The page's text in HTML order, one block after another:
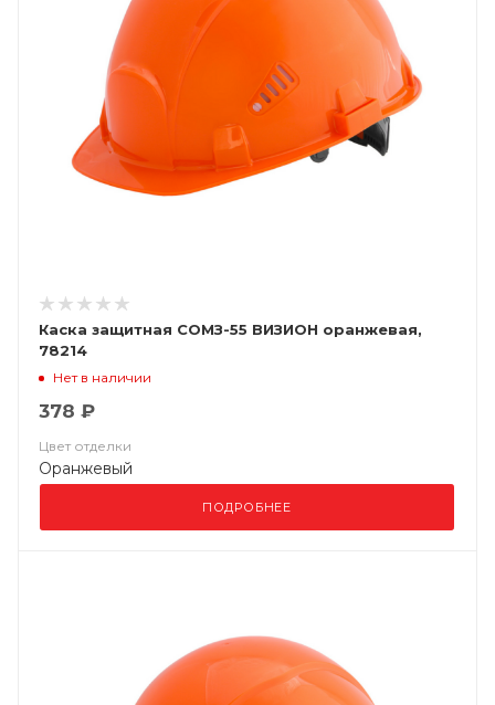
Каска защитная СОМЗ-55 ВИЗИОН оранжевая,
78214
Нет в наличии
378 ₽
Цвет отделки
Оранжевый
ПОДРОБНЕЕ